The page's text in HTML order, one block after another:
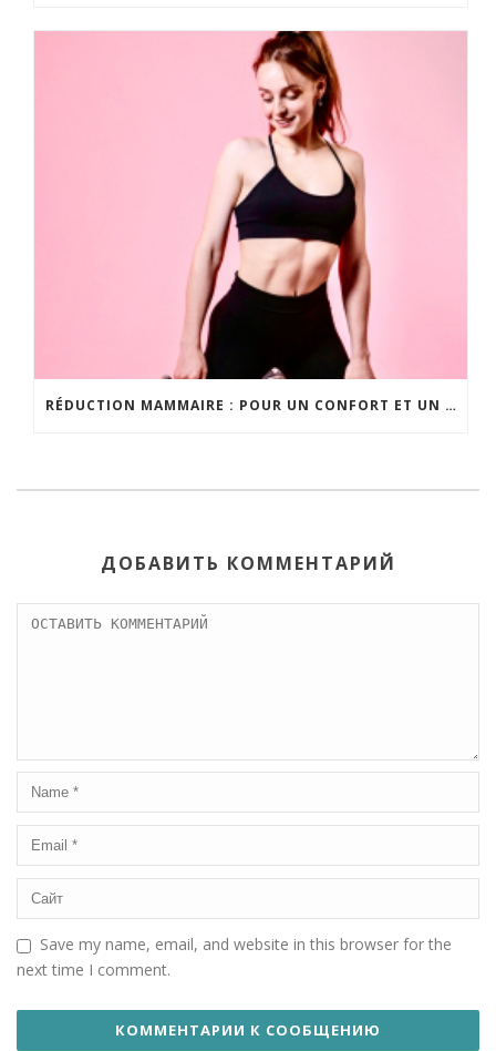
RÉDUCTION MAMMAIRE : POUR UN CONFORT ET UN ÉQUILIBRE RETROUVÉS
ДОБАВИТЬ КОММЕНТАРИЙ
Save my name, email, and website in this browser for the
next time I comment.